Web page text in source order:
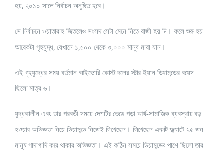
হয়, ২০১০ সালে নির্বাচন অনুষ্ঠিত হবে।
সে নির্বাচনে ওয়াতারাহ জিতলেও সংসদ সেটা মেনে নিতে রাজী হয় নি। ফলে শুরু হয়
আরেকটা গৃহযুদ্ধ, যেখানে ১,৫০০ থেকে ৩,০০০ মানুষ মারা যান।
এই গৃহযুদ্ধের সময় বর্তমান আইভোরি কোস্ট দলের স্টার ইয়ান ডিয়ামন্ডের বয়েস
ছিলো মাত্র ৬।
যুদ্ধকালীন এবং তার পরবর্তী সময়ে দেশটির ভেঙে পড়া আর্থ-সামাজিক ব্যবস্থায় বড়
হওয়ার অভিজ্ঞতা নিয়ে ডিয়ামন্ডে নিজেই লিখেছেন। লিখেছেন একটি ফ্ল্যাটে ২৫ জন
মানুষ গাদাগাদি করে থাকার অভিজ্ঞতা। এই কঠিন সময়ে ডিয়ামন্ডের পাশে ছিলো তার